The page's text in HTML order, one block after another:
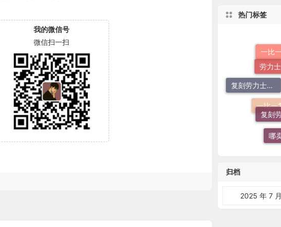
我的微信号
微信扫一扫
热门标签
复刻劳力士一般多少钱
归档
2025 年 7 月